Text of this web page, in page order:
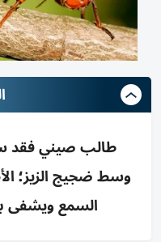
السمع ويشفى